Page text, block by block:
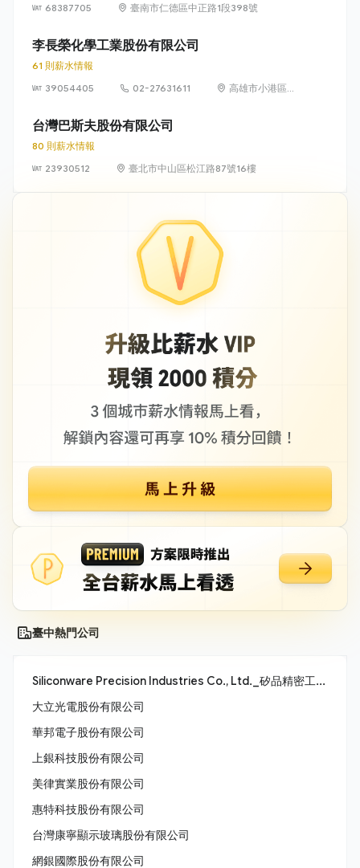
68387705
臺南市仁德區中正路1段398號
李長榮化學工業股份有限公司
61 則薪水情報
39054405
02-27631611
高雄市小港區中
台灣巴斯夫股份有限公司
80 則薪水情報
23930512
臺北市中山區松江路87號16樓
臺中熱門公司
Siliconware Precision Industries Co., Ltd._矽品精密工業股份有限公司
大立光電股份有限公司
華邦電子股份有限公司
上銀科技股份有限公司
美律實業股份有限公司
惠特科技股份有限公司
台灣康寧顯示玻璃股份有限公司
網銀國際股份有限公司